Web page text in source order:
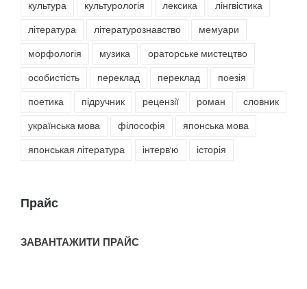
культура культурологія лексика лінгвістика
література літературознавство мемуари
морфологія музика ораторське мистецтво
особистість переклад переклад поезія
поетика підручник рецензії роман словник
українська мова філософія японська мова
японськая література інтерв'ю історія
Прайс
ЗАВАНТАЖИТИ ПРАЙС